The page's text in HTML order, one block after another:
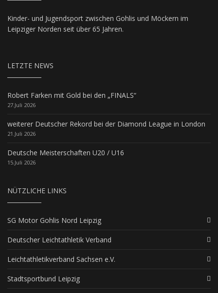
Kinder- und Jugendsport zwischen Gohlis und Möckern im
Leipziger Norden seit über 65 Jahren.
LETZTE NEWS
Robert Farken mit Gold bei den „FINALS“
27.Juli 2026
weiterer Deutscher Rekord bei der Diamond League in London
21.Juli 2026
Deutsche Meisterschaften U20 / U16
15.Juli 2026
NÜTZLICHE LINKS
SG Motor Gohlis Nord Leipzig
Deutscher Leichtathletik Verband
Leichtathletikverband Sachsen e.V.
Stadtsportbund Leipzig